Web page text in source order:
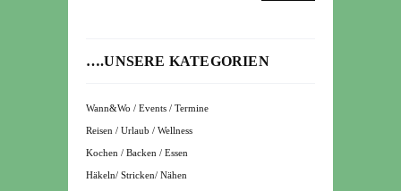
….UNSERE KATEGORIEN
Wann&Wo / Events / Termine
Reisen / Urlaub / Wellness
Kochen / Backen / Essen
Häkeln/ Stricken/ Nähen